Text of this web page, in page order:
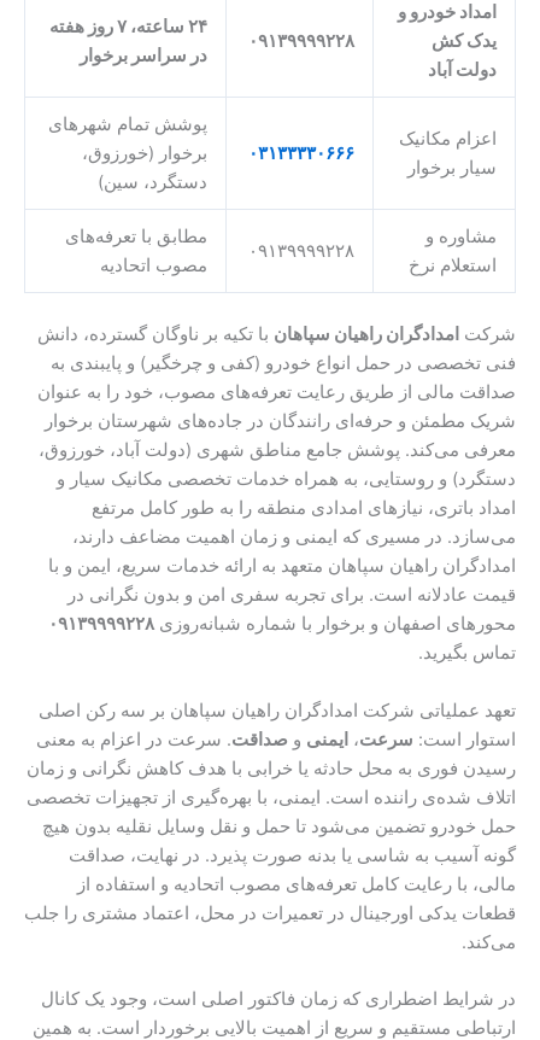
امداد خودرو و
یدک کش
دولت آباد
۰۹۱۳۹۹۹۹۲۲۸
۲۴ ساعته، ۷ روز هفته
در سراسر برخوار
اعزام مکانیک
سیار برخوار
۰۳۱۳۳۳۳۰۶۶۶
پوشش تمام شهرهای
برخوار (خورزوق،
دستگرد، سین)
مشاوره و
استعلام نرخ
۰۹۱۳۹۹۹۹۲۲۸
مطابق با تعرفه‌های
مصوب اتحادیه
شرکت امدادگران راهیان سپاهان با تکیه بر ناوگان گسترده، دانش
فنی تخصصی در حمل انواع خودرو (کفی و چرخگیر) و پایبندی به
صداقت مالی از طریق رعایت تعرفه‌های مصوب، خود را به عنوان
شریک مطمئن و حرفه‌ای رانندگان در جاده‌های شهرستان برخوار
معرفی می‌کند. پوشش جامع مناطق شهری (دولت آباد، خورزوق،
دستگرد) و روستایی، به همراه خدمات تخصصی مکانیک سیار و
امداد باتری، نیازهای امدادی منطقه را به طور کامل مرتفع
می‌سازد. در مسیری که ایمنی و زمان اهمیت مضاعف دارند،
امدادگران راهیان سپاهان متعهد به ارائه خدمات سریع، ایمن و با
قیمت عادلانه است. برای تجربه سفری امن و بدون نگرانی در
محورهای اصفهان و برخوار با شماره شبانه‌روزی۰۹۱۳۹۹۹۹۲۲۸
تماس بگیرید.
تعهد عملیاتی شرکت امدادگران راهیان سپاهان بر سه رکن اصلی
استوار است: سرعت، ایمنی و صداقت. سرعت در اعزام به معنی
رسیدن فوری به محل حادثه یا خرابی با هدف کاهش نگرانی و زمان
اتلاف شده‌ی راننده است. ایمنی، با بهره‌گیری از تجهیزات تخصصی
حمل خودرو تضمین می‌شود تا حمل و نقل وسایل نقلیه بدون هیچ
گونه آسیب به شاسی یا بدنه صورت پذیرد. در نهایت، صداقت
مالی، با رعایت کامل تعرفه‌های مصوب اتحادیه و استفاده از
قطعات یدکی اورجینال در تعمیرات در محل، اعتماد مشتری را جلب
می‌کند.
در شرایط اضطراری که زمان فاکتور اصلی است، وجود یک کانال
ارتباطی مستقیم و سریع از اهمیت بالایی برخوردار است. به همین